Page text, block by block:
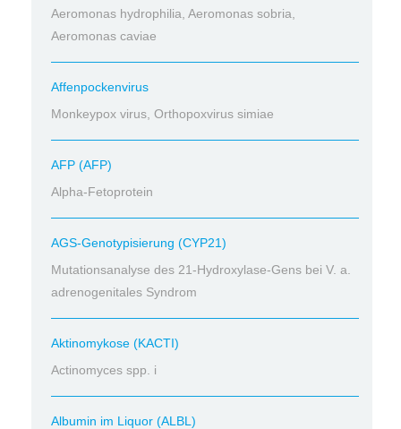
Aeromonas hydrophilia, Aeromonas sobria,
Aeromonas caviae
Affenpockenvirus
Monkeypox virus, Orthopoxvirus simiae
AFP (AFP)
Alpha-Fetoprotein
AGS-Genotypisierung (CYP21)
Mutationsanalyse des 21-Hydroxylase-Gens bei V. a.
adrenogenitales Syndrom
Aktinomykose (KACTI)
Actinomyces spp. i
Albumin im Liquor (ALBL)